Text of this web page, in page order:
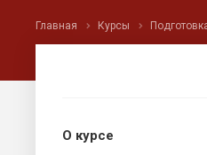
Главная Курсы
О курсе